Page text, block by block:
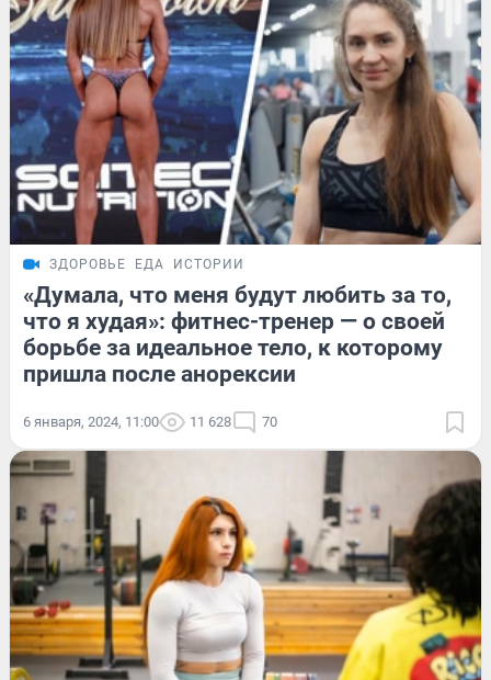
ЗДОРОВЬЕ ЕДА ИСТОРИИ
«Думала, что меня будут любить за то,
что я худая»: фитнес-тренер — о своей
борьбе за идеальное тело, к которому
пришла после анорексии
6 января, 2024, 11:00 11 628 70